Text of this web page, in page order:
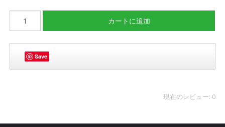
Save
現在のレビュー: 0